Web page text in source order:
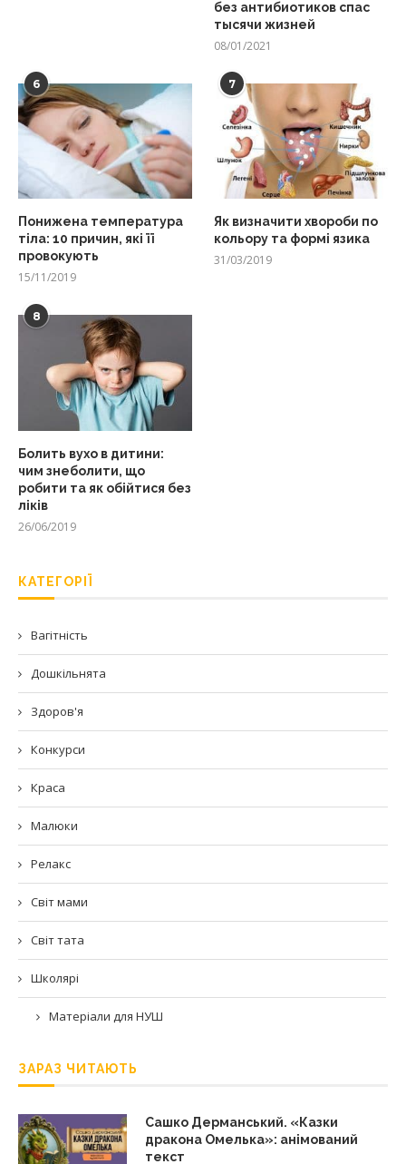
без антибиотиков спас
тысячи жизней
08/01/2021
6
Понижена температура
тіла: 10 причин, які її
провокують
15/11/2019
7
Як визначити хвороби по
кольору та формі язика
31/03/2019
8
Болить вухо в дитини:
чим знеболити, що
робити та як обійтися без
ліків
26/06/2019
КАТЕГОРІЇ
Вагітність
Дошкільнята
Здоров'я
Конкурси
Краса
Малюки
Релакс
Світ мами
Світ тата
Школярі
Матеріали для НУШ
ЗАРАЗ ЧИТАЮТЬ
Сашко Дерманський. «Казки
дракона Омелька»: анімований
текст